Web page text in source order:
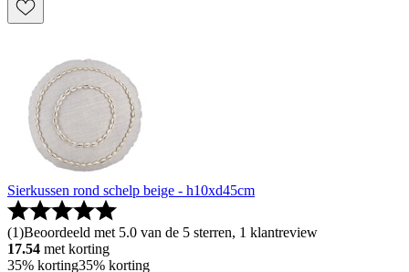
Sierkussen rond schelp beige - h10xd45cm
(1)Beoordeeld met 5.0 van de 5 sterren, 1 klantreview
17.54 met korting
35% korting35% korting